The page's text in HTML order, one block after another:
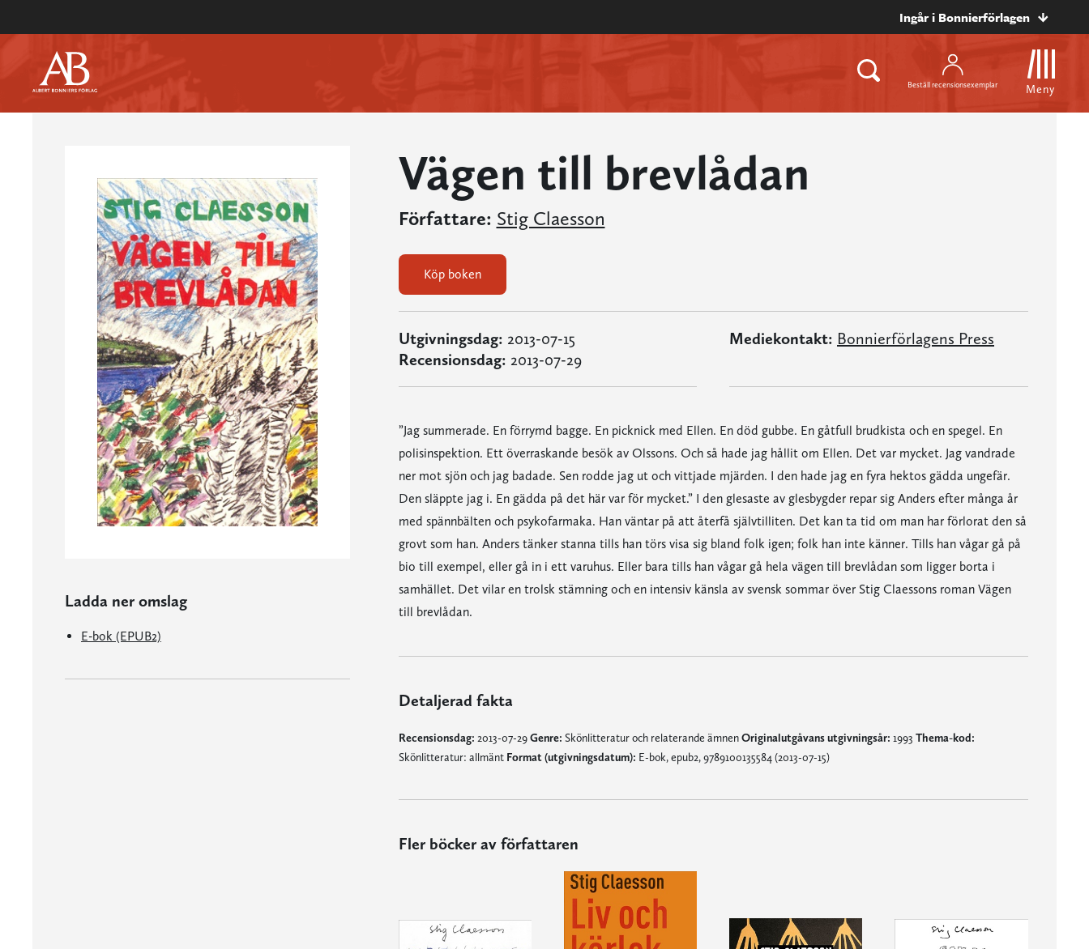
Ingår i Bonnierförlagen
Beställ recensionsexemplar Meny
Ladda ner omslag
E-bok (EPUB2)
Vägen till brevlådan
Författare: Stig Claesson
Köp boken
Utgivningsdag: 2013-07-15
Recensionsdag: 2013-07-29
Mediekontakt: Bonnierförlagens Press
”Jag summerade. En förrymd bagge. En picknick med Ellen. En död gubbe. En gåtfull brudkista och en spegel. En
polisinspektion. Ett överraskande besök av Olssons. Och så hade jag hållit om Ellen. Det var mycket. Jag vandrade
ner mot sjön och jag badade. Sen rodde jag ut och vittjade mjärden. I den hade jag en fyra hektos gädda ungefär.
Den släppte jag i. En gädda på det här var för mycket.” I den glesaste av glesbygder repar sig Anders efter många år
med spännbälten och psykofarmaka. Han väntar på att återfå självtilliten. Det kan ta tid om man har förlorat den så
grovt som han. Anders tänker stanna tills han törs visa sig bland folk igen; folk han inte känner. Tills han vågar gå på
bio till exempel, eller gå in i ett varuhus. Eller bara tills han vågar gå hela vägen till brevlådan som ligger borta i
samhället. Det vilar en trolsk stämning och en intensiv känsla av svensk sommar över Stig Claessons roman Vägen
till brevlådan.
Detaljerad fakta
Recensionsdag: 2013-07-29Genre: Skönlitteratur och relaterande ämnenOriginalutgåvans utgivningsår: 1993 Thema-kod:
Skönlitteratur: allmänt Format (utgivningsdatum): E-bok, epub2, 9789100135584 (2013-07-15)
Fler böcker av författaren